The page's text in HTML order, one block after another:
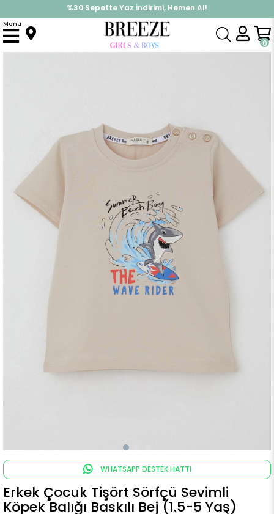
%30 Sepette Yaz İndirimi, Hemen Al!
İndirimlere ek %10 İndirimi Kap, Hemen Üye Ol!
0
Menu
Anasayfa Üst Giyim Tişört Erkek Çocuk Tişört Sörfçü Sevimli Köpek Balığı Baskılı Bej (1.5-5 Yaş)
WHATSAPP DESTEK HATTI
Erkek Çocuk Tişört Sörfçü Sevimli
Köpek Balığı Baskılı Bej (1.5-5 Yaş)